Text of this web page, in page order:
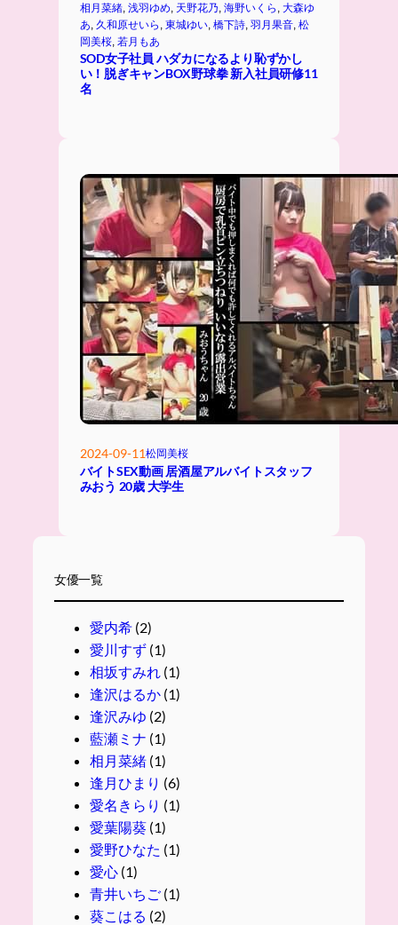
相月菜緒, 浅羽ゆめ, 天野花乃, 海野いくら , 大森ゆ
あ, 久和原せいら , 東城ゆい, 橋下詩, 羽月果音, 松
岡美桜, 若月もあ
SOD女子社員 ハダカになるより恥ずかし
い！脱ぎキャンBOX野球拳 新入社員研修11
名
2024-09-11松岡美桜
バイトSEX動画 居酒屋アルバイトスタッフ
みおう 20歳 大学生
女優一覧
愛内希(2)
愛川すず(1)
相坂すみれ(1)
逢沢はるか(1)
逢沢みゆ (2)
藍瀬ミナ (1)
相月菜緒(1)
逢月ひまり (6)
愛名きらり (1)
愛葉陽葵(1)
愛野ひなた (1)
愛心(1)
青井いちご(1)
葵こはる (2)